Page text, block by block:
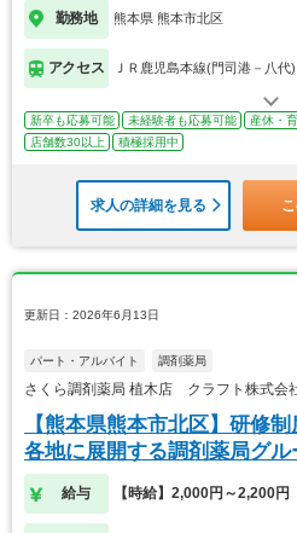
勤務地 熊本県 熊本市北区
アクセス ＪＲ鹿児島本線(門司港－八代
新卒も応募可能 未経験者も応募可能 産休・
店舗数30以上
積極採用中
求人の詳細を見る
更新日：2026年6月13日
パート・アルバイト 調剤薬局
さくら調剤薬局 植木店 クラフト株式会
【熊本県熊本市北区】研修
各地に展開する調剤薬局グ
給与 【時給】2,000円～2,200円